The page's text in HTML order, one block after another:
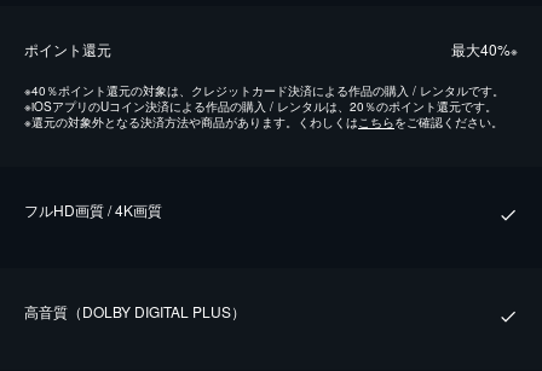
ポイント還元 最⼤40%※
※40％ポイント還元の対象は、クレジットカード決済による作品の購入 / レンタルです。
※iOSアプリのUコイン決済による作品の購入 / レンタルは、20％のポイント還元です。
※還元の対象外となる決済方法や商品があります。くわしくはこちらをご確認ください。
フルHD画質 / 4K画質
⾼⾳質（DOLBY DIGITAL PLUS）